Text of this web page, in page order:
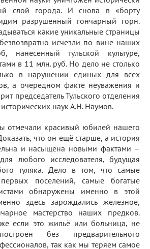
слой города. И снова в «борту
разрушенный гончарный горн.
какие уникальные страницы
исчезли по вине наших
нанесенный тульской культуре,
в 11 млн. руб. Но дело не столько
в нарушении единых для всех
а очередном факте неуважения и
председатель Тульского отделения
наук А.Н. Наумов.
отмечали красивый юбилей нашего
что он ещё старше, а история
и насыщена новыми фактами –
любого исследователя, будущая
туляка. Дело в том, что самые
поселений, самые богатые
обнаружены именно в этой
здесь зарождались железное,
мастерство наших предков.
если это жильё или больница, не
без предварительного
так как мы теряем самое